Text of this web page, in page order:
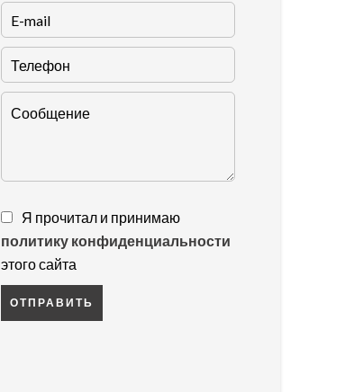
Я прочитал и принимаю
политику конфиденциальности
этого сайта
ОТПРАВИТЬ